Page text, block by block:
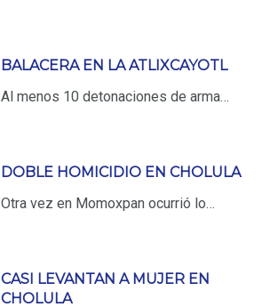
BALACERA EN LA ATLIXCAYOTL
Al menos 10 detonaciones de arma…
DOBLE HOMICIDIO EN CHOLULA
Otra vez en Momoxpan ocurrió lo…
CASI LEVANTAN A MUJER EN
CHOLULA